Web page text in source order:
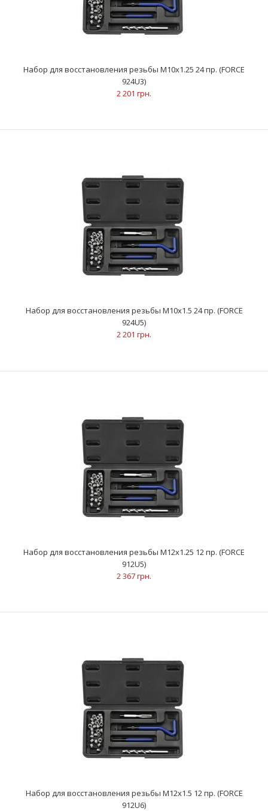
Набор для восстановления метрической резьбы 15 пр.
Применяется для большинства автомобилей, в которых
используются поликлиновые ремниУниверсальные и пр..
2 201 грн.
..
Набор для восстановления резьбы М10х1.25 24 пр. (FORCE
924U3)
2 201 грн.
..
Набор для восстановления резьбы М10х1.25 24 пр. (FORCE
924U3)
2 201 грн.
Набор для восстановления резьбы М10х1.5 24 пр. (FORCE
924U5)
2 201 грн.
Набор для восстановления резьбы М12х1.25 12 пр. (FORCE
912U5)
2 367 грн.
Набор для восстановления резьбы М12х1.5 12 пр. (FORCE
912U6)